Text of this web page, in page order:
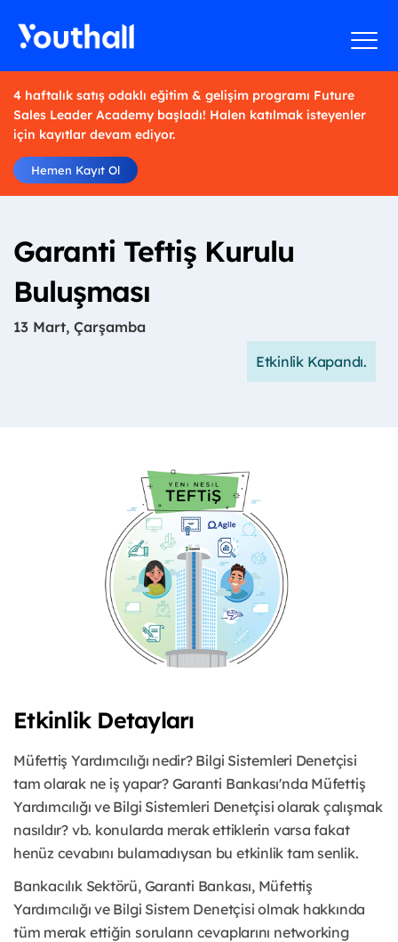
4 haftalık satış odaklı eğitim & gelişim programı Future
Sales Leader Academy başladı! Halen katılmak isteyenler
için kayıtlar devam ediyor.
Hemen Kayıt Ol
Garanti Teftiş Kurulu
Buluşması
13 Mart, Çarşamba
Etkinlik Kapandı.
Etkinlik Detayları
Müfettiş Yardımcılığı nedir? Bilgi Sistemleri Denetçisi
tam olarak ne iş yapar? Garanti Bankası'nda Müfettiş
Yardımcılığı ve Bilgi Sistemleri Denetçisi olarak çalışmak
nasıldır? vb. konularda merak ettiklerin varsa fakat
henüz cevabını bulamadıysan bu etkinlik tam senlik.
Bankacılık Sektörü, Garanti Bankası, Müfettiş
Yardımcılığı ve Bilgi Sistem Denetçisi olmak hakkında
tüm merak ettiğin soruların cevaplarını networking